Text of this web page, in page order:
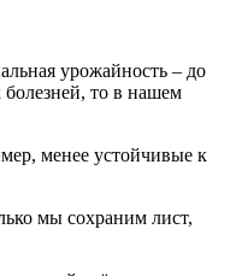
урожайность – до
болезней, то в нашем
менее устойчивые к
мы сохраним лист,